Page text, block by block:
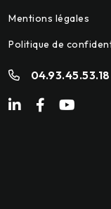
Mentions légales
Politique de
04.93.45.53.18